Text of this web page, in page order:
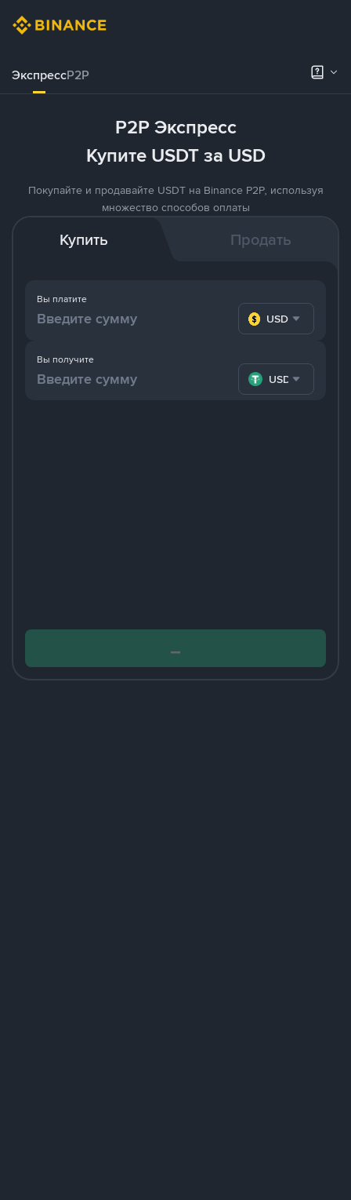
ЭкспрессP2P
P2P Экспресс
Купите USDT за USD
Покупайте и продавайте USDT на Binance P2P, используя
множество способов оплаты
Купить Продать
Вы платите
USD
Вы получите
USDT